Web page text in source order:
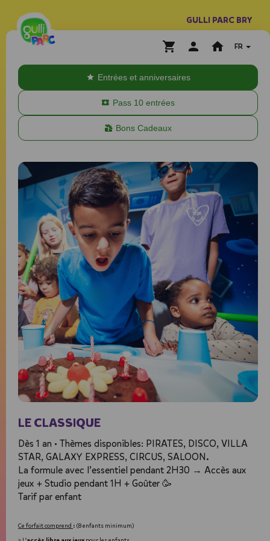
GULLI PARC BRY
FR
Entrées et anniversaires
Pass 10 entrées
Bons Cadeaux
LE CLASSIQUE
Dès 1 an • Thèmes disponibles: PIRATES, DISCO, VILLA
STAR, GALAXY EXPRESS, CIRCUS, SALOON.
La formule avec l’essentiel pendant 2H30 → Accès aux
jeux + Studio pendant 1H + Goûter 🥳
Tarif par enfant
Ce forfait comprend : (8 enfants minimum)